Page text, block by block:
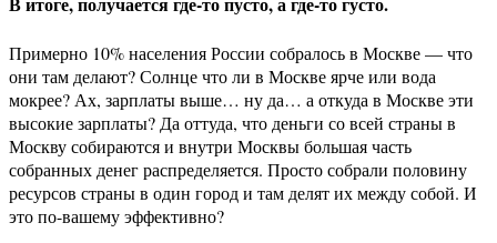
Примерно 10% населения России собралось в Москве — что
они там делают? Солнце что ли в Москве ярче или вода
мокрее? Ах, зарплаты выше… ну да… а откуда в Москве эти
высокие зарплаты? Да оттуда, что деньги со всей страны в
Москву собираются и внутри Москвы большая часть
собранных денег распределяется. Просто собрали половину
ресурсов страны в один город и там делят их между собой. И
это по-вашему эффективно?